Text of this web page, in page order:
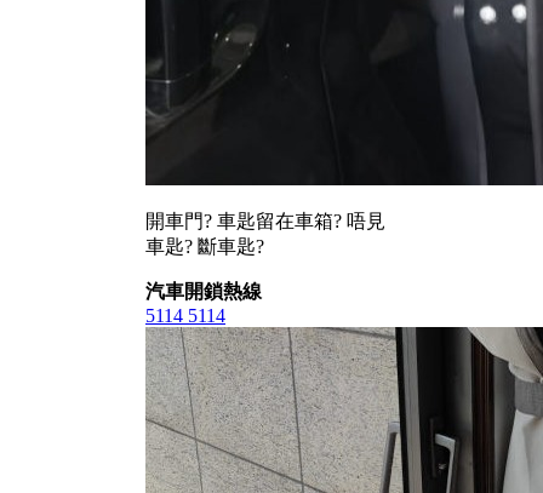
開車門? 車匙留在車箱? 唔見
車匙? 斷車匙?
汽車開鎖熱線
5114 5114